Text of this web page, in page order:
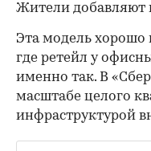
Жители добавляют
Эта модель хорошо
где ретейл у
именно так. В
масштабе целого
инфраструктурой